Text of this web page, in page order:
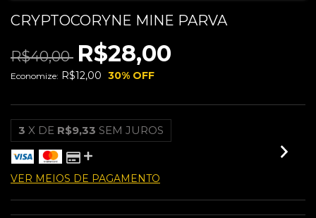
CRYPTOCORYNE MINE PARVA
R$40,00 R$28,00
Economize: R$12,00 30% OFF
3 X DE R$9,33 SEM JUROS
VER MEIOS DE PAGAMENTO